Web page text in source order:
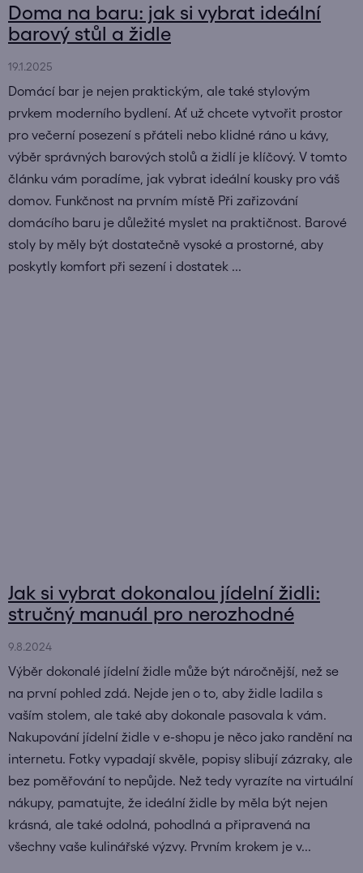
Doma na baru: jak si vybrat ideální
barový stůl a židle
19.1.2025
Domácí bar je nejen praktickým, ale také stylovým
prvkem moderního bydlení. Ať už chcete vytvořit prostor
pro večerní posezení s přáteli nebo klidné ráno u kávy,
výběr správných barových stolů a židlí je klíčový. V tomto
článku vám poradíme, jak vybrat ideální kousky pro váš
domov. Funkčnost na prvním místě Při zařizování
domácího baru je důležité myslet na praktičnost. Barové
stoly by měly být dostatečně vysoké a prostorné, aby
poskytly komfort při sezení i dostatek ...
Jak si vybrat dokonalou jídelní židli:
stručný manuál pro nerozhodné
9.8.2024
Výběr dokonalé jídelní židle může být náročnější, než se
na první pohled zdá. Nejde jen o to, aby židle ladila s
vaším stolem, ale také aby dokonale pasovala k vám.
Nakupování jídelní židle v e-shopu je něco jako randění na
internetu. Fotky vypadají skvěle, popisy slibují zázraky, ale
bez poměřování to nepůjde. Než tedy vyrazíte na virtuální
nákupy, pamatujte, že ideální židle by měla být nejen
krásná, ale také odolná, pohodlná a připravená na
všechny vaše kulinářské výzvy. Prvním krokem je v...